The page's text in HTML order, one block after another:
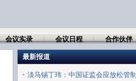
会议实录 会议日程 合作伙伴
最新报道
淡马锡丁玮：中国证监会应放松管制